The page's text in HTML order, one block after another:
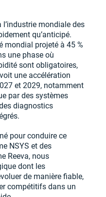
mondiale des
qu’anticipé.
mondial projeté à 45 %
une phase où
sont obligatoires,
une accélération
et 2029, notamment
par des systèmes
diagnostics
pour conduire ce
NSYS et des
Reeva, nous
dont les
de manière fiable,
compétitifs dans un